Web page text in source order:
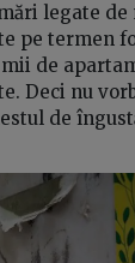
legate de
pe termen
de
Deci nu
de